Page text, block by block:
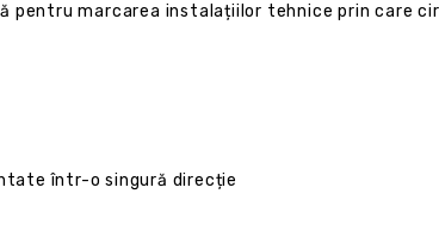
pentru marcarea instalațiilor tehnice prin care
într-o singură direcție